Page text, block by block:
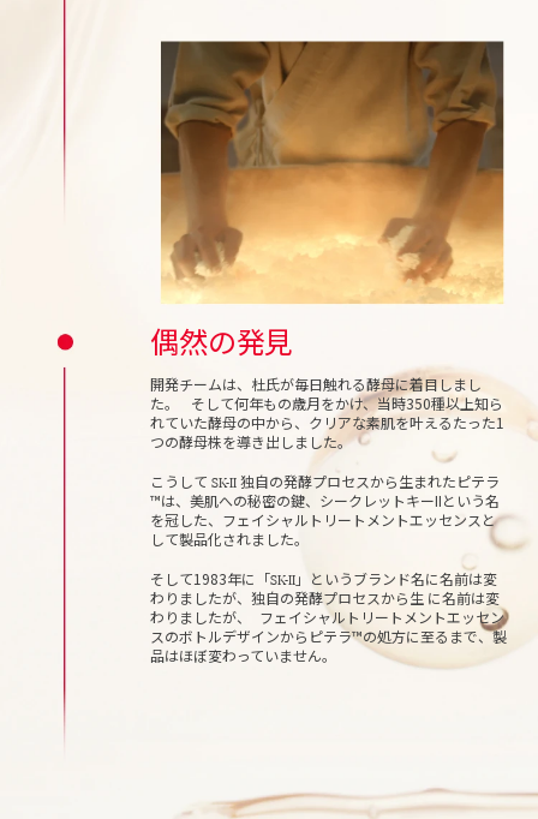
偶然の発見
開発チームは、杜氏が毎日触れる酵母に着目しまし
た。
そして何年もの歳月をかけ、当時350種以上知ら
れていた酵母の中から、クリアな素肌を叶えるたった1
つの酵母株を導き出しました。
こうしてSK-II独自の発酵プロセスから生まれたピテラ
™は、美肌への秘密の鍵、シークレットキーIIという名
を冠した、フェイシャルトリートメントエッセンスと
して製品化されました。
そして1983年に「SK-II」というブランド名に名前は変
わりましたが、独自の発酵プロセスから生 に名前は変
わりましたが、 フェイシャルトリートメントエッセン
スのボトルデザインからピテラ™の処方に至るまで、製
品はほぼ変わっていません。